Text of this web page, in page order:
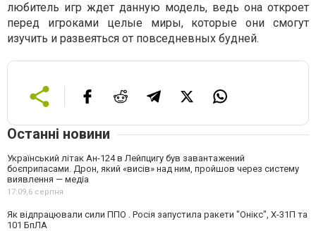
любитель игр ждет данную модель, ведь она откроет
перед игроками целые миры, которые они смогут
изучить и развеяться от повседневных будней.
Останні новини
Український літак Ан-124 в Лейпцигу був завантажений
боєприпасами. Дрон, який «висів» над ним, пройшов через систему
виявлення — медіа
17:09,6 серпня
Як відпрацювали сили ППО . Росія запустила ракети "Онікс", Х-31П та
101 БпЛА